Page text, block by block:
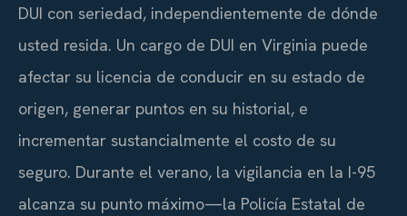
DUI con seriedad, independientemente de dónde
usted resida. Un cargo de DUI en Virginia puede
afectar su licencia de conducir en su estado de
origen, generar puntos en su historial, e
incrementar sustancialmente el costo de su
seguro. Durante el verano, la vigilancia en la I-95
alcanza su punto máximo—la Policía Estatal de